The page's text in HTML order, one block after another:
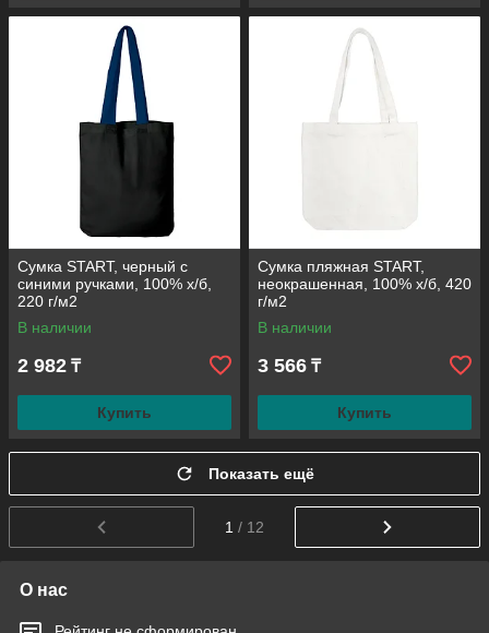
Сумка START, черный с
синими ручками, 100% х/б,
220 г/м2
В наличии
2 982 ₸
Купить
Сумка пляжная START,
неокрашенная, 100% х/б, 420
г/м2
В наличии
3 566 ₸
Купить
Показать ещё
1 / 12
О нас